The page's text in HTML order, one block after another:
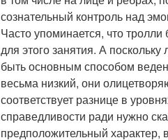
сознательный контроль над
Часто упоминается, что
для этого занятия. А
быть основным способом
весьма низкий, они
соответствует разнице в
справедливости ради нужно
предположительный характер,